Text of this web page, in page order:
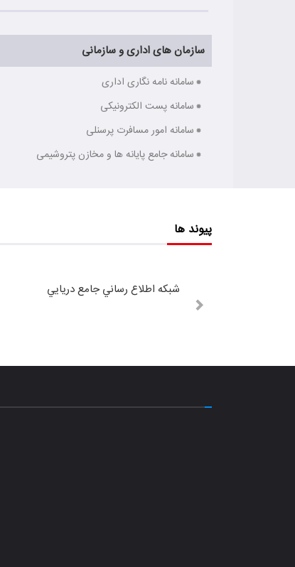
سازمان های اداری و سازمانی
سامانه نامه نگاری اداری
سامانه پست الکترونیکی
سامانه امور مسافرت پرسنلی
سامانه جامع پایانه ها و مخازن پتروشیمی
پیوند ها
شبكه اطلاع رساني جامع دريايي